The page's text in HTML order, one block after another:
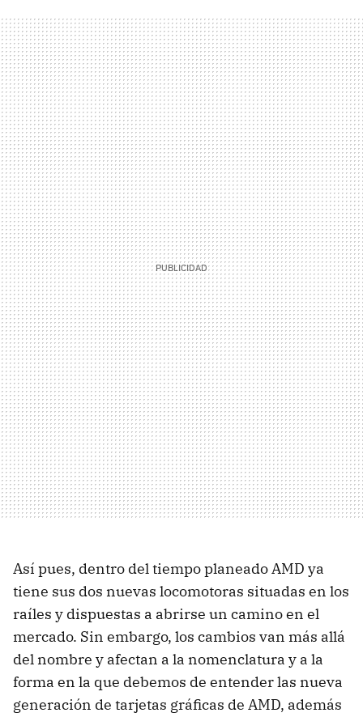
Así pues, dentro del tiempo planeadoAMD ya
tiene sus dos nuevas locomotoras situadas en los
raíles y dispuestas a abrirse un camino en el
mercado. Sin embargo, los cambios van más allá
del nombre y afectan a la nomenclatura y a la
forma en la que debemos de entender las nueva
generación de tarjetas gráficas de AMD, además